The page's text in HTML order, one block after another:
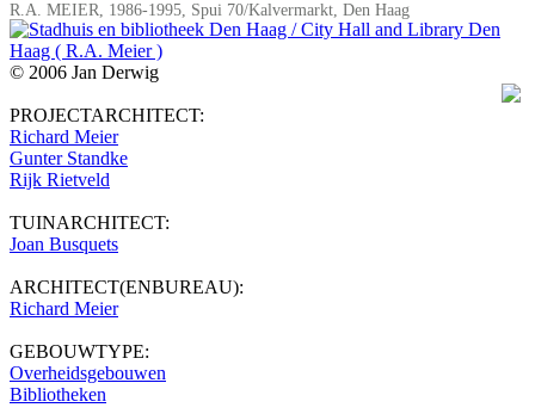
R.A. MEIER, 1986-1995, Spui 70/Kalvermarkt, Den Haag
© 2006 Jan Derwig
PROJECTARCHITECT:
Richard Meier
Gunter Standke
Rijk Rietveld
TUINARCHITECT:
Joan Busquets
ARCHITECT(ENBUREAU):
Richard Meier
GEBOUWTYPE:
Overheidsgebouwen
Bibliotheken